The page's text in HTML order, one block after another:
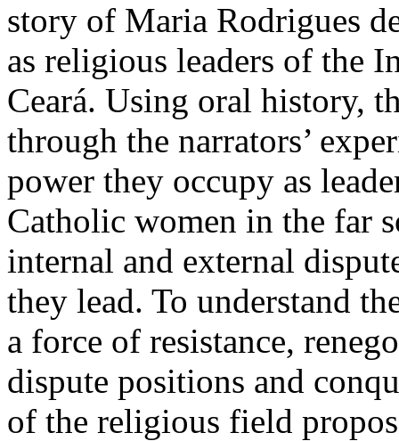
story of Maria Rodrigues
as religious leaders of the
Ceará. Using oral history,
through the narrators’
power they occupy as
Catholic women in the far
internal and external
they lead. To understand
a force of resistance,
dispute positions and
of the religious field